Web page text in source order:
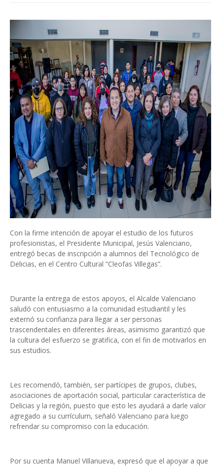
Con la firme intención de apoyar el estudio de los futuros
profesionistas, el Presidente Municipal, Jesús Valenciano,
entregó becas de inscripción a alumnos del Tecnológico de
Delicias, en el Centro Cultural “Cleofas Villegas”.
Durante la entrega de estos apoyos, el Alcalde Valenciano
saludó con entusiasmo a la comunidad estudiantil y les
externó su confianza para llegar a ser personas
trascendentales en diferentes áreas, asimismo garantizó que
la cultura del esfuerzo se gratifica, con el fin de motivarlos en
sus estudios.
Les recomendó, también, ser partícipes de grupos, clubes,
asociaciones de aportación social, particular característica de
Delicias y la región, puesto que esto les ayudará a darle valor
agregado a su currículum, señaló Valenciano para luego
refrendar su compromiso con la educación.
Por su cuenta Manuel Villanueva, expresó que el apoyar a que